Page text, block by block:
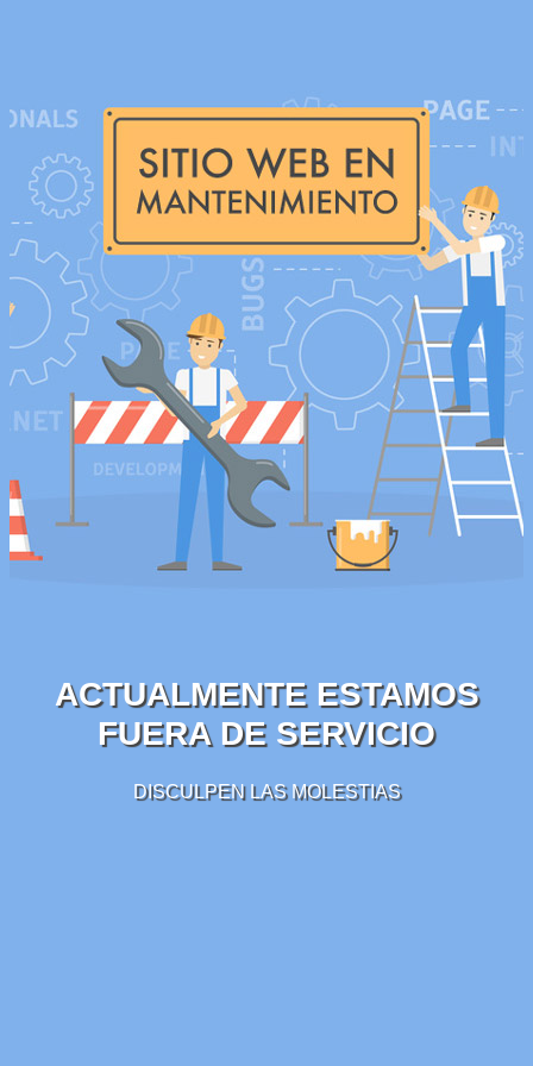
ACTUALMENTE ESTAMOS
FUERA DE SERVICIO
DISCULPEN LAS MOLESTIAS